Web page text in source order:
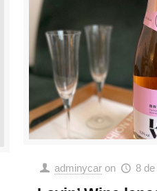
adminycar on 8